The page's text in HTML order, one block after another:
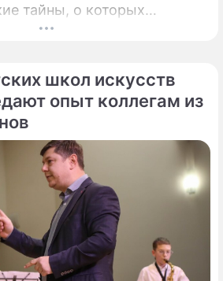
тайны, о которых
даже не догадывались.
школ искусств
опыт коллегам из